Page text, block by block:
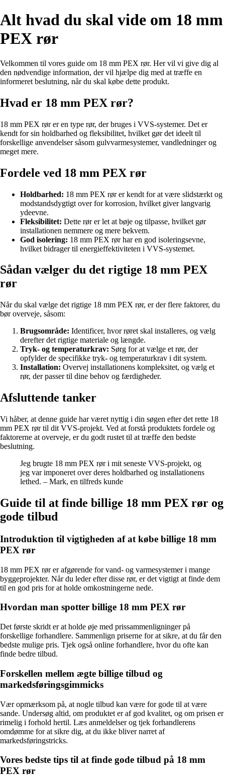
Alt hvad du skal vide om 18 mm
PEX rør
Velkommen til vores guide om 18 mm PEX rør. Her vil vi give dig al
den nødvendige information, der vil hjælpe dig med at træffe en
informeret beslutning, når du skal købe dette produkt.
Hvad er 18 mm PEX rør?
18 mm PEX rør er en type rør, der bruges i VVS-systemer. Det er
kendt for sin holdbarhed og fleksibilitet, hvilket gør det ideelt til
forskellige anvendelser såsom gulvvarmesystemer, vandledninger og
meget mere.
Fordele ved 18 mm PEX rør
Holdbarhed: 18 mm PEX rør er kendt for at være slidstærkt og
modstandsdygtigt over for korrosion, hvilket giver langvarig
ydeevne.
Fleksibilitet: Dette rør er let at bøje og tilpasse, hvilket gør
installationen nemmere og mere bekvem.
God isolering: 18 mm PEX rør har en god isoleringsevne,
hvilket bidrager til energieffektiviteten i VVS-systemet.
Sådan vælger du det rigtige 18 mm PEX
rør
Når du skal vælge det rigtige 18 mm PEX rør, er der flere faktorer, du
bør overveje, såsom:
Brugsområde: Identificer, hvor røret skal installeres, og vælg
derefter det rigtige materiale og længde.
Tryk- og temperaturkrav: Sørg for at vælge et rør, der
opfylder de specifikke tryk- og temperaturkrav i dit system.
Installation: Overvej installationens kompleksitet, og vælg et
rør, der passer til dine behov og færdigheder.
Afsluttende tanker
Vi håber, at denne guide har været nyttig i din søgen efter det rette 18
mm PEX rør til dit VVS-projekt. Ved at forstå produktets fordele og
faktorerne at overveje, er du godt rustet til at træffe den bedste
beslutning.
Jeg brugte 18 mm PEX rør i mit seneste VVS-projekt, og
jeg var imponeret over deres holdbarhed og installationens
lethed. – Mark, en tilfreds kunde
Guide til at finde billige 18 mm PEX rør og
gode tilbud
Introduktion til vigtigheden af at købe billige 18 mm
PEX rør
18 mm PEX rør er afgørende for vand- og varmesystemer i mange
byggeprojekter. Når du leder efter disse rør, er det vigtigt at finde dem
til en god pris for at holde omkostningerne nede.
Hvordan man spotter billige 18 mm PEX rør
Det første skridt er at holde øje med prissammenligninger på
forskellige forhandlere. Sammenlign priserne for at sikre, at du får den
bedste mulige pris. Tjek også online forhandlere, hvor du ofte kan
finde bedre tilbud.
Forskellen mellem ægte billige tilbud og
markedsføringsgimmicks
Vær opmærksom på, at nogle tilbud kan være for gode til at være
sande. Undersøg altid, om produktet er af god kvalitet, og om prisen er
rimelig i forhold hertil. Læs anmeldelser og tjek forhandlerens
omdømme for at sikre dig, at du ikke bliver narret af
markedsføringstricks.
Vores bedste tips til at finde gode tilbud på 18 mm
PEX rør